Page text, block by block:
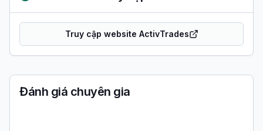
Truy cập website ActivTrades
Đánh giá chuyên gia